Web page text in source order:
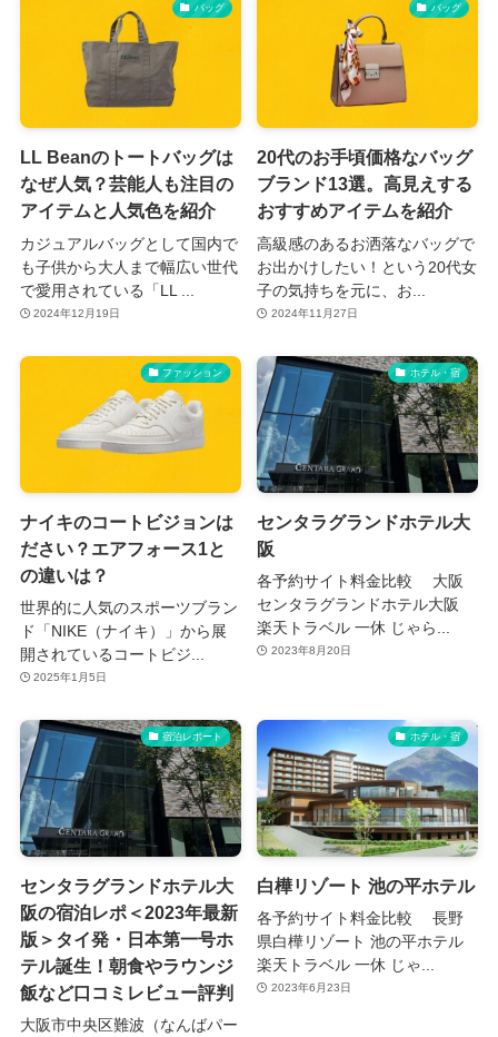
バッグ
LL Beanのトートバッグは
なぜ人気？芸能人も注目の
アイテムと人気色を紹介
カジュアルバッグとして国内で
も子供から大人まで幅広い世代
で愛用されている「LL ...
2024年12月19日
バッグ
20代のお手頃価格なバッグ
ブランド13選。高見えする
おすすめアイテムを紹介
高級感のあるお洒落なバッグで
お出かけしたい！という20代女
子の気持ちを元に、お...
2024年11月27日
ファッション
ナイキのコートビジョンは
ださい？エアフォース1と
の違いは？
世界的に人気のスポーツブラン
ド「NIKE（ナイキ）」から展
開されているコートビジ...
2025年1月5日
ホテル・宿
センタラグランドホテル大
阪
各予約サイト料金比較 大阪
センタラグランドホテル大阪
楽天トラベル 一休 じゃら...
2023年8月20日
宿泊レポート
センタラグランドホテル大
阪の宿泊レポ＜2023年最新
版＞タイ発・日本第一号ホ
テル誕生！朝食やラウンジ
飯など口コミレビュー評判
大阪市中央区難波（なんばパー
ホテル・宿
白樺リゾート 池の平ホテル
各予約サイト料金比較 長野
県白樺リゾート 池の平ホテル
楽天トラベル 一休 じゃ...
2023年6月23日